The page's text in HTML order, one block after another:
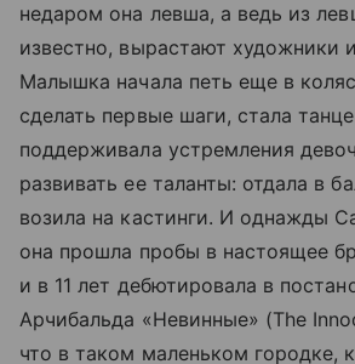
недаром она левша, а ведь из
известно, вырастают художники
Малышка начала петь еще в
сделать первые шаги, стала
поддерживала устремления
развивать ее таланты: отдала в
возила на кастинги. И однажды
она прошла пробы в настоящее
и в 11 лет дебютировала в
Арчибальда «Невинные» (The
что в таком маленьком городке,